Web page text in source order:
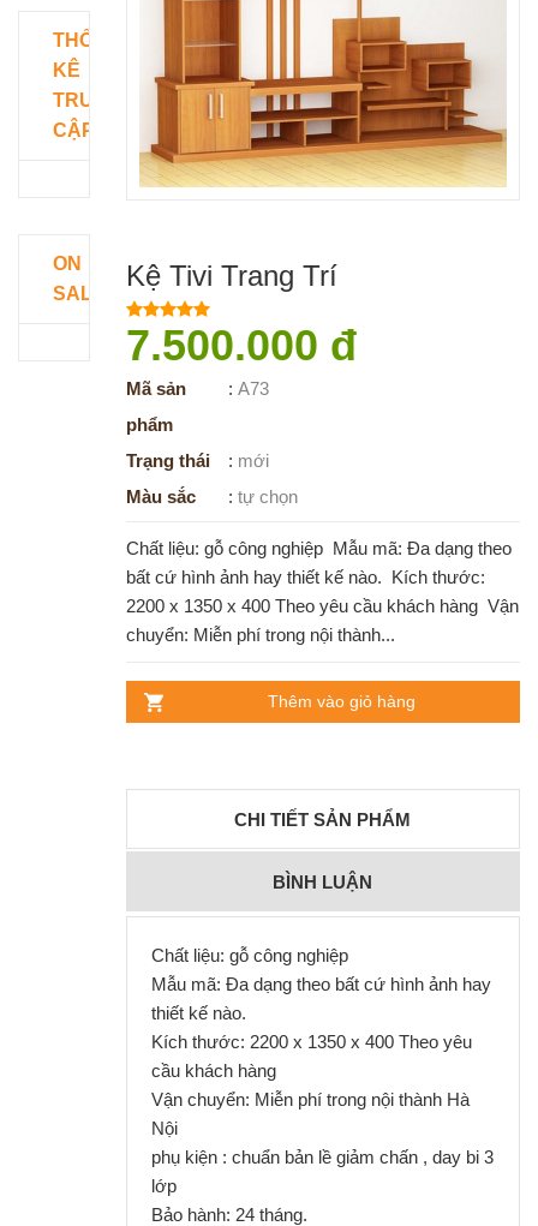
THỐNG
KÊ
TRUY
CẬP
ON
SALE
Kệ Tivi Trang Trí
7.500.000 đ
Mã sản
phẩm
: A73
Trạng thái : mới
Màu sắc
: tự chọn
Chất liệu: gỗ công nghiệp Mẫu mã: Đa dạng theo
bất cứ hình ảnh hay thiết kế nào. Kích thước:
2200 x 1350 x 400 Theo yêu cầu khách hàng Vận
chuyển: Miễn phí trong nội thành...
Thêm vào giỏ hàng
CHI TIẾT SẢN PHẨM
BÌNH LUẬN
Chất liệu: gỗ công nghiệp
Mẫu mã: Đa dạng theo bất cứ hình ảnh hay
thiết kế nào.
Kích thước: 2200 x 1350 x 400 Theo yêu
cầu khách hàng
Vận chuyển: Miễn phí trong nội thành Hà
Nội
phụ kiện : chuẩn bản lề giảm chấn , day bi 3
lớp
Bảo hành: 24 tháng.